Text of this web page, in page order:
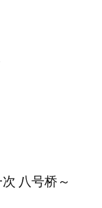
八号桥～